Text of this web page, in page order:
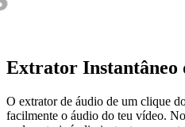
Extrator Instantâneo
O extrator de áudio de um clique
facilmente o áudio do teu vídeo.